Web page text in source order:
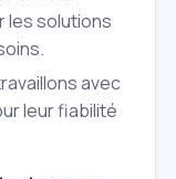
les solutions
avec
leur fiabilité